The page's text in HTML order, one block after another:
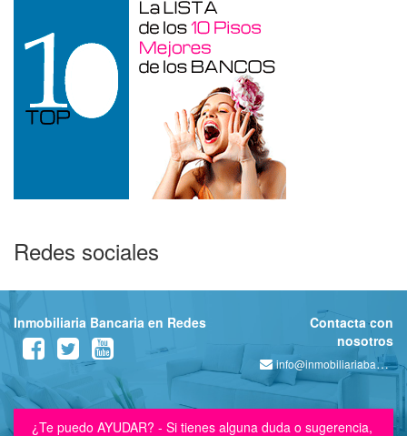
Redes sociales
Inmobiliaria Bancaria en Redes
Contacta con
nosotros
info@inmobiliariabancaria.com
¿Te puedo AYUDAR? - Si tienes alguna duda o sugerencia,